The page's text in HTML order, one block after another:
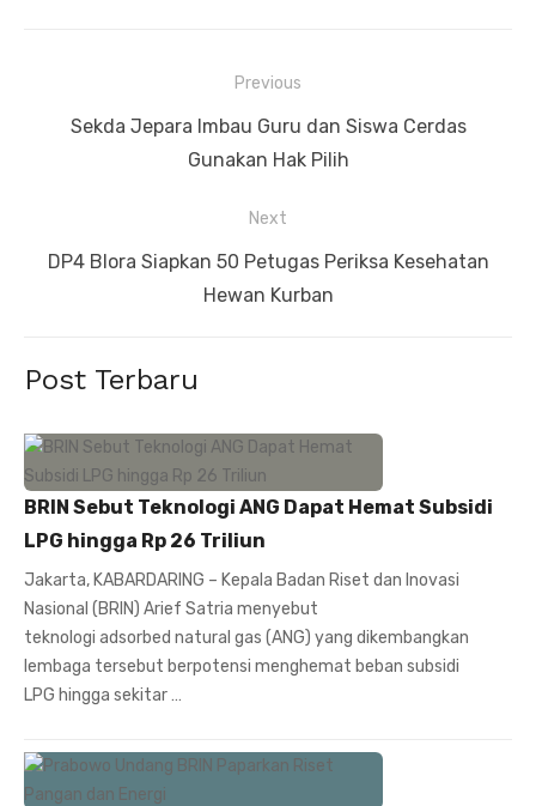
Previous
Previous
Sekda Jepara Imbau Guru dan Siswa Cerdas
Gunakan Hak Pilih
Next
Next
DP4 Blora Siapkan 50 Petugas Periksa Kesehatan
Hewan Kurban
Post Terbaru
BRIN Sebut Teknologi ANG Dapat Hemat Subsidi
LPG hingga Rp 26 Triliun
Jakarta, KABARDARING – Kepala Badan Riset dan Inovasi
Nasional (BRIN) Arief Satria menyebut
teknologi adsorbed natural gas (ANG) yang dikembangkan
lembaga tersebut berpotensi menghemat beban subsidi
LPG hingga sekitar …